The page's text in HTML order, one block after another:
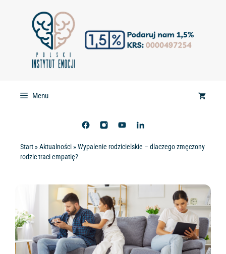
Menu
Start »Aktualności »Wypalenie rodzicielskie – dlaczego zmęczony
rodzic traci empatię?